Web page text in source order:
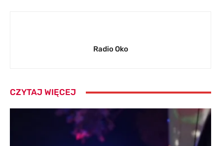
Radio Oko
CZYTAJ WIĘCEJ